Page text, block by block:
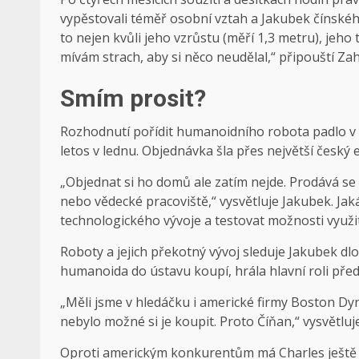
vypěstovali téměř osobní vztah a Jakubek
to nejen kvůli jeho vzrůstu (měří 1,3 metru), jeho
mívám strach, aby si něco neudělal,“ připouští
Smím prosit?
Rozhodnutí pořídit humanoidního robota padlo
letos v lednu. Objednávka šla přes největší český
„Objednat si ho domů ale zatím nejde. Prodává
nebo vědecké pracoviště,“ vysvětluje Jakubek.
technologického vývoje a testovat možnosti
Roboty a jejich překotný vývoj sleduje Jakubek
humanoida do ústavu koupí, hrála hlavní roli
„Měli jsme v hledáčku i americké firmy Boston
nebylo možné si je koupit. Proto Číňan,“
Oproti americkým konkurentům má Charles